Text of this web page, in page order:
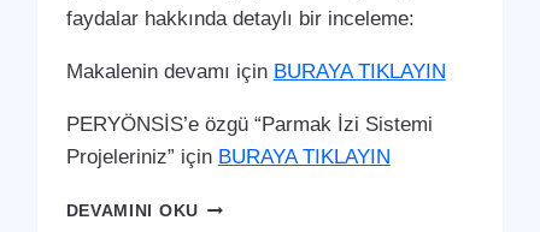
faydalar hakkında detaylı bir inceleme:
Makalenin devamı için BURAYA TIKLAYIN
PERYÖNSİS’e özgü “Parmak İzi Sistemi
Projeleriniz” için BURAYA TIKLAYIN
DEVAMINI OKUSERINHISAR